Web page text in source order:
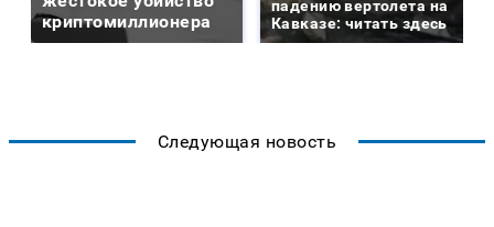
криптомиллионера
падению вертолета на
Кавказе: читать здесь
Следующая новость